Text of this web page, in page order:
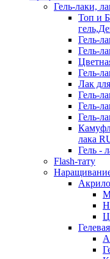
Гель-лаки,
Топ и
Гель-
Гель-
Гель-
Лак
Гель-
Гель-
Гель-
лака
Гель -
Flash-тату